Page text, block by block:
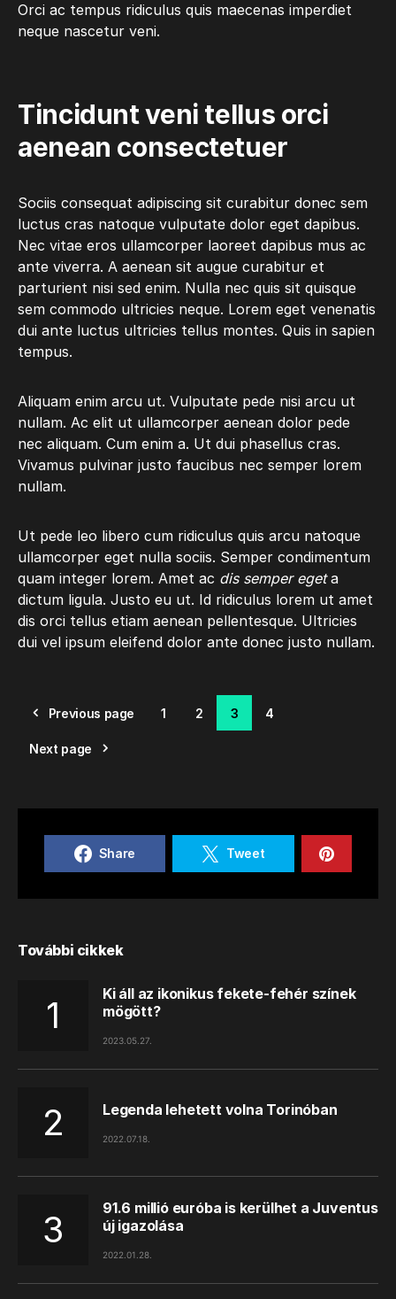
Orci ac tempus ridiculus quis maecenas imperdiet
neque nascetur veni.
Tincidunt veni tellus orci
aenean consectetuer
Sociis consequat adipiscing sit curabitur donec sem
luctus cras natoque vulputate dolor eget dapibus.
Nec vitae eros ullamcorper laoreet dapibus mus ac
ante viverra. A aenean sit augue curabitur et
parturient nisi sed enim. Nulla nec quis sit quisque
sem commodo ultricies neque. Lorem eget venenatis
dui ante luctus ultricies tellus montes. Quis in sapien
tempus.
Aliquam enim arcu ut. Vulputate pede nisi arcu ut
nullam. Ac elit ut ullamcorper aenean dolor pede
nec aliquam. Cum enim a. Ut dui phasellus cras.
Vivamus pulvinar justo faucibus nec semper lorem
nullam.
Ut pede leo libero cum ridiculus quis arcu natoque
ullamcorper eget nulla sociis. Semper condimentum
quam integer lorem. Amet ac dis semper egeta
dictum ligula. Justo eu ut. Id ridiculus lorem ut amet
dis orci tellus etiam aenean pellentesque. Ultricies
dui vel ipsum eleifend dolor ante donec justo nullam.
Previous page 1 2 3 4
Next page
Share Tweet
További cikkek
Ki áll az ikonikus fekete-fehér színek
mögött?
2023.05.27.
Legenda lehetett volna Torinóban
2022.07.18.
91.6 millió euróba is kerülhet a Juventus
új igazolása
2022.01.28.